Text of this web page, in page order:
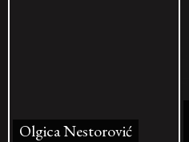
Olgica Nestorović